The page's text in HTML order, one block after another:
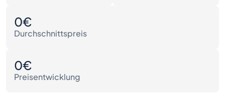
0€
Durchschnittspreis
0€
Preisentwicklung